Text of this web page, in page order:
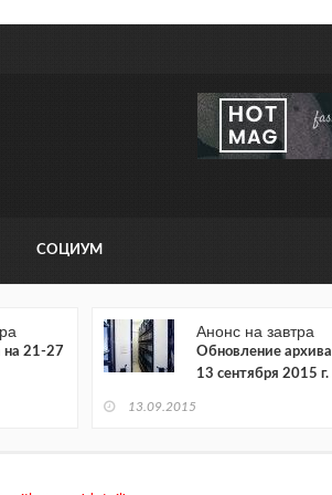
СОЦИУМ
на 21-27
Анонс на завтра
Обновление архива
13 сентября 2015 г.
13.09.2015